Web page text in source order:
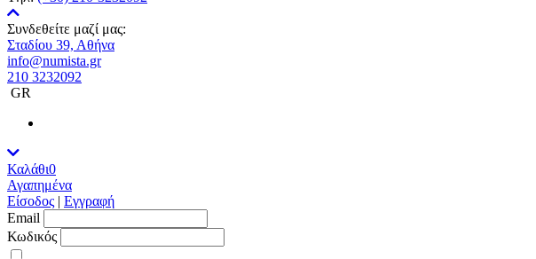
Συνδεθείτε μαζί μας:
Σταδίου 39, Αθήνα
info@numista.gr
210 3232092
GR
Καλάθι0
Αγαπημένα
Είσοδος | Εγγραφή
Εmail
Κωδικός